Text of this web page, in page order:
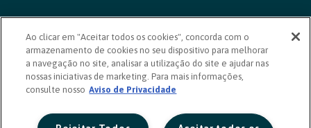
SAC 24 horas-0800 724 4420
Ouvidoria
0800 725 0996
(de segunda a sexta, das 8h às 20h)
ouvidoriasicoob.com.br
Deficientes auditivos ou de fala
Ao clicar em "Aceitar todos os cookies", concorda com o
armazenamento de cookies no seu dispositivo para melhorar
a navegação no site, analisar a utilização do site e ajudar nas
nossas iniciativas de marketing. Para mais informações,
consulte nosso Aviso de Privacidade